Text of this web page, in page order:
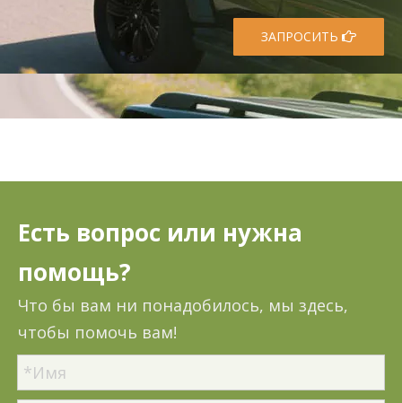
ЗАПРОСИТЬ
Есть вопрос или нужна
помощь?
Что бы вам ни понадобилось, мы здесь,
чтобы помочь вам!